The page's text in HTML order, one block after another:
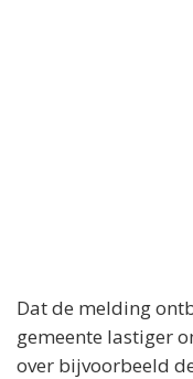
Dat de melding
gemeente lastiger
over bijvoorbeeld